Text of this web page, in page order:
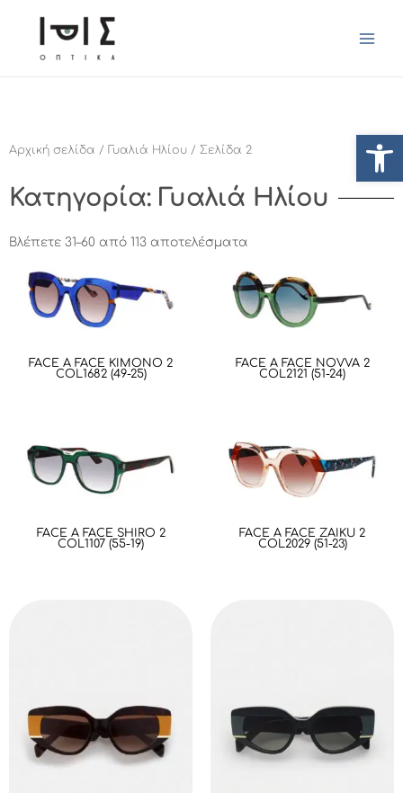
Αρχική σελίδα / Γυαλιά Ηλίου / Σελίδα 2
Κατηγορία: Γυαλιά Ηλίου
Βλέπετε 31–60 από 113 αποτελέσματα
FACE A FACE KIMONO 2
COL1682 (49-25)
FACE A FACE NOVVA 2
COL2121 (51-24)
FACE A FACE SHIRO 2
COL1107 (55-19)
FACE A FACE ZAIKU 2
COL2029 (51-23)